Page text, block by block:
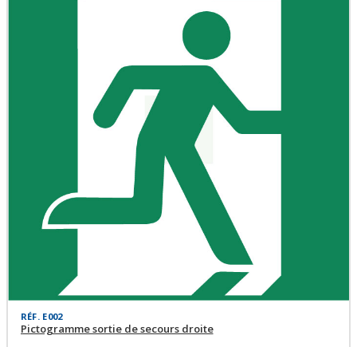
RÉF. E002
Pictogramme sortie de secours droite